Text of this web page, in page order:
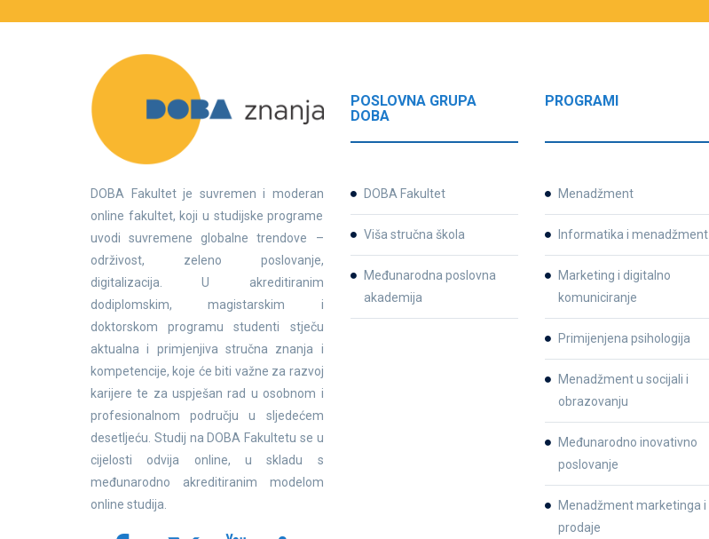
DOBA Fakultet je suvremen i moderan
online fakultet, koji u studijske programe
uvodi suvremene globalne trendove –
održivost, zeleno poslovanje,
digitalizacija. U akreditiranim
dodiplomskim, magistarskim i
doktorskom programu studenti stječu
aktualna i primjenjiva stručna znanja i
kompetencije, koje će biti važne za razvoj
karijere te za uspješan rad u osobnom i
profesionalnom području u sljedećem
desetljeću. Studij na DOBA Fakultetu se u
cijelosti odvija online, u skladu s
međunarodno akreditiranim modelom
online studija.
POSLOVNA GRUPA
DOBA
DOBA Fakultet
Viša stručna škola
Međunarodna poslovna
akademija
PROGRAMI
Menadžment
Informatika i menadžment
Marketing i digitalno
komuniciranje
Primijenjena psihologija
Menadžment u socijali i
obrazovanju
Međunarodno inovativno
poslovanje
Menadžment marketinga i
prodaje